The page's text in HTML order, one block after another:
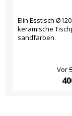
Elin Esstisch
keramische
sandfarben.
Vor